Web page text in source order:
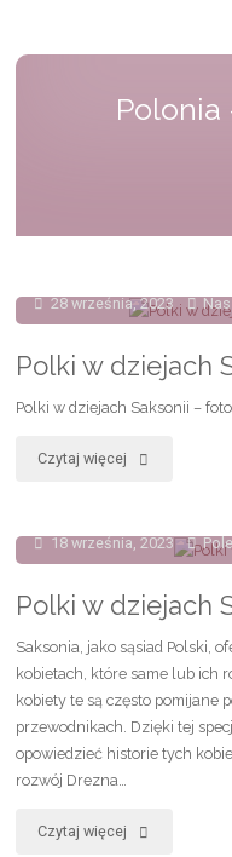
Polonia
28 września, 2023
Polki w dziejach
Polki w dziejach Saksonii –
Czytaj więcej "Polki
dziejach
Saksonii
fotorelacja"
18 września, 2023
Polki w dziejach
Saksonia, jako sąsiad Polski,
kobietach, które same lub ich
kobiety te są często pomijane
przewodnikach. Dzięki tej
opowiedzieć historie tych
rozwój Drezna…
Czytaj więcej "Polki